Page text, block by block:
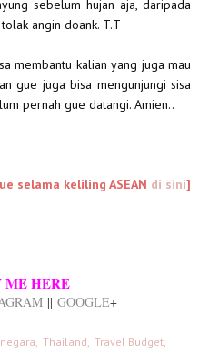
sebelum hujan aja, daripada
angin doank. T.T
membantu kalian yang juga mau
gue juga bisa mengunjungi sisa
pernah gue datangi. Amien..
selama keliling ASEAN di sini]
ME HERE
|| GOOGLE+
Thailand Travel Budget